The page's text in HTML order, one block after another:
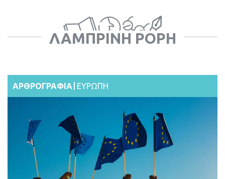
ΕΡΕΥΝΕΣ
ΑΡΘΡΟΓΡΑΦΙΑ
ΔΕΙΚΤΕΣ
CHARTS
PODCASTS
BLOG
ABOUT
ΛΑΜΠΡΙΝΉ ΡΌΡΗ
ΑΡΘΡΟΓΡΑΦΙΑ ΕΥΡΩΠΗ